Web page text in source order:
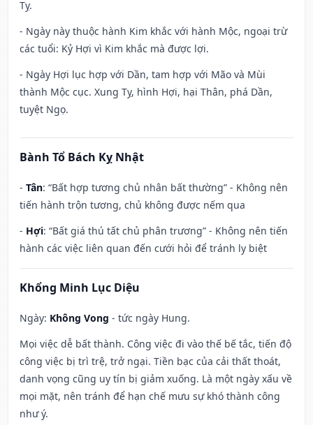
Tỵ.
- Ngày này thuộc hành Kim khắc với hành Mộc, ngoại trừ
các tuổi: Kỷ Hợi vì Kim khắc mà được lợi.
- Ngày Hợi lục hợp với Dần, tam hợp với Mão và Mùi
thành Mộc cục. Xung Tỵ, hình Hợi, hại Thân, phá Dần,
tuyệt Ngọ.
Bành Tổ Bách Kỵ Nhật
- Tân: “Bất hợp tương chủ nhân bất thường” - Không nên
tiến hành trộn tương, chủ không được nếm qua
- Hợi: “Bất giá thú tất chủ phân trương” - Không nên tiến
hành các việc liên quan đến cưới hỏi để tránh ly biệt
Khổng Minh Lục Diệu
Ngày: Không Vong - tức ngày Hung.
Mọi việc dễ bất thành. Công việc đi vào thế bế tắc, tiến độ
công việc bị trì trệ, trở ngại. Tiền bạc của cải thất thoát,
danh vọng cũng uy tín bị giảm xuống. Là một ngày xấu về
mọi mặt, nên tránh để hạn chế mưu sự khó thành công
như ý.